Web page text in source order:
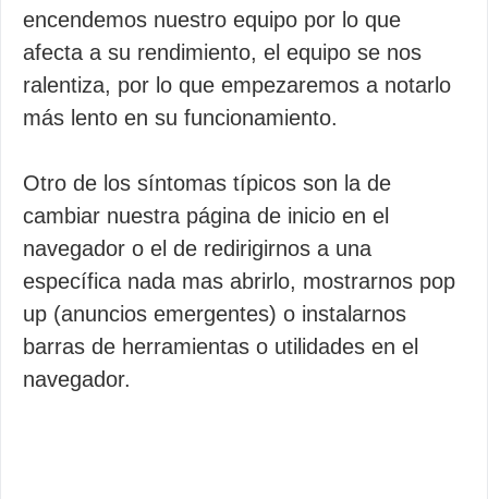
encendemos nuestro equipo por lo que
afecta a su rendimiento, el equipo se nos
ralentiza, por lo que empezaremos a notarlo
más lento en su funcionamiento.
Otro de los síntomas típicos son la de
cambiar nuestra página de inicio en el
navegador o el de redirigirnos a una
específica nada mas abrirlo, mostrarnos pop
up (anuncios emergentes) o instalarnos
barras de herramientas o utilidades en el
navegador.